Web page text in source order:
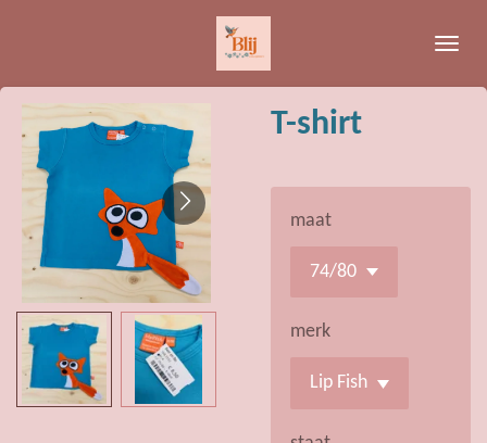
naar
hoofdinhoud
T-shirt
maat
merk